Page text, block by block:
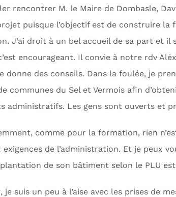
rencontrer M. le Maire de Dombasle,
puisque l’objectif est de construire la
J’ai droit à un bel accueil de sa part et il
encourageant. Il convie à notre rdv
donne des conseils. Dans la foulée, je
communes du Sel et Vermois afin
administratifs. Les gens sont ouverts et
comme pour la formation, rien
de l’administration. Et je peux
de son bâtiment selon le PLU
je suis un peu à l’aise avec les prises de